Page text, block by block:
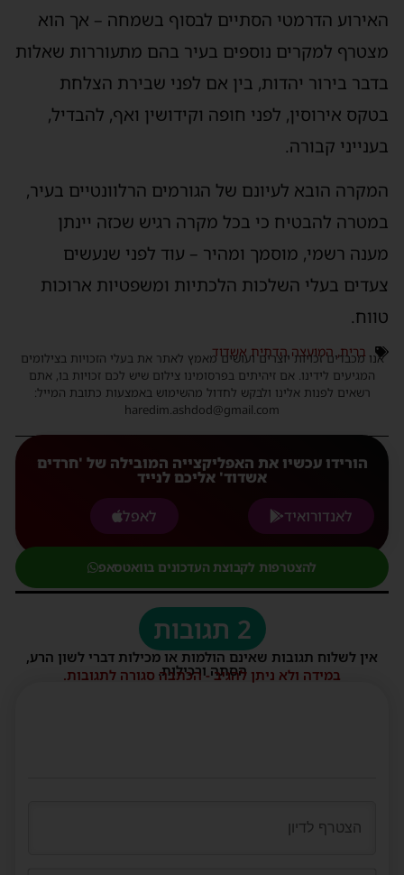
הדרמטי הסתיים לבסוף בשמחה – אך הוא
למקרים נוספים בעיר בהם מתעוררות שאלות
בירור יהדות, בין אם לפני שבירת הצלחת
אירוסין, לפני חופה וקידושין ואף, להבדיל,
קבורה.
הובא לעיונם של הגורמים הרלוונטיים בעיר,
להבטיח כי בכל מקרה רגיש שכזה יינתן
רשמי, מוסמך ומהיר – עוד לפני שנעשים
בעלי השלכות הלכתיות ומשפטיות ארוכות
ברית,המועצה הדתית אשדוד
אנו מכבדים זכויות יוצרים ועושים מאמץ לאתר את בעלי הזכויות בצילומים
המגיעים לידינו. אם זיהיתים בפרסומינו צילום שיש לכם זכויות בו, אתם
רשאים לפנות אלינו ולבקש לחדול מהשימוש באמצעות כתובת המייל:
haredim.ashdod@gmail.com
הורידו עכשיו את האפליקצייה המובילה של 'חרדים
אשדוד' אליכם לנייד
לאנדורואיד
לאפל
להצטרפות לקבוצת העדכונים בוואטסאפ
2 תגובות
אין לשלוח תגובות שאינם הולמות או מכילות דברי לשון הרע,
הסתה ורכילות.
במידה ולא ניתן להגיב - הכתבה סגורה לתגובות.